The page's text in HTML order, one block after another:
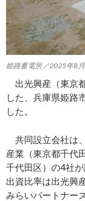
姫路蓄電所／2025年8
出光興産（東京
した、兵庫県姫路
した。
共同設立会社は
産業（東京都千代
千代田区）の4社
出資比率は出光興
みらいパートナー